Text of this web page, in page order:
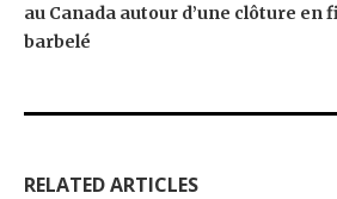
au Canada autour d’une clôture en
barbelé
RELATED ARTICLES